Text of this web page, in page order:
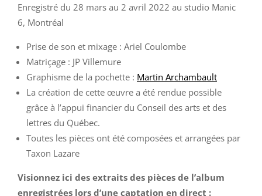
Enregistré du 28 mars au 2 avril 2022 au studio Manic
6, Montréal
Prise de son et mixage : Ariel Coulombe
Matriçage : JP Villemure
Graphisme de la pochette : Martin Archambault
La création de cette œuvre a été rendue possible
grâce à l’appui financier du Conseil des arts et des
lettres du Québec.
Toutes les pièces ont été composées et arrangées par
Taxon Lazare
Visionnez ici des extraits des pièces de l’album
enregistrées lors d’une captation en direct :